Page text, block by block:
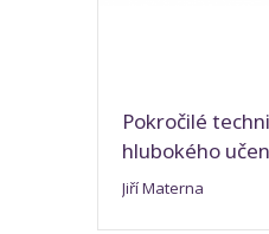
Pokročilé
hlubokého
Jiří Materna